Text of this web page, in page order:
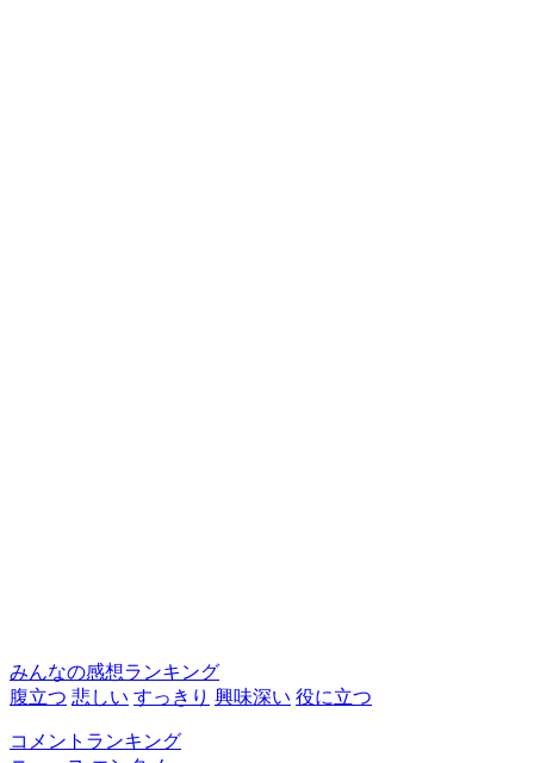
みんなの感想ランキング
腹立つ 悲しい すっきり 興味深い 役に立つ
コメントランキング